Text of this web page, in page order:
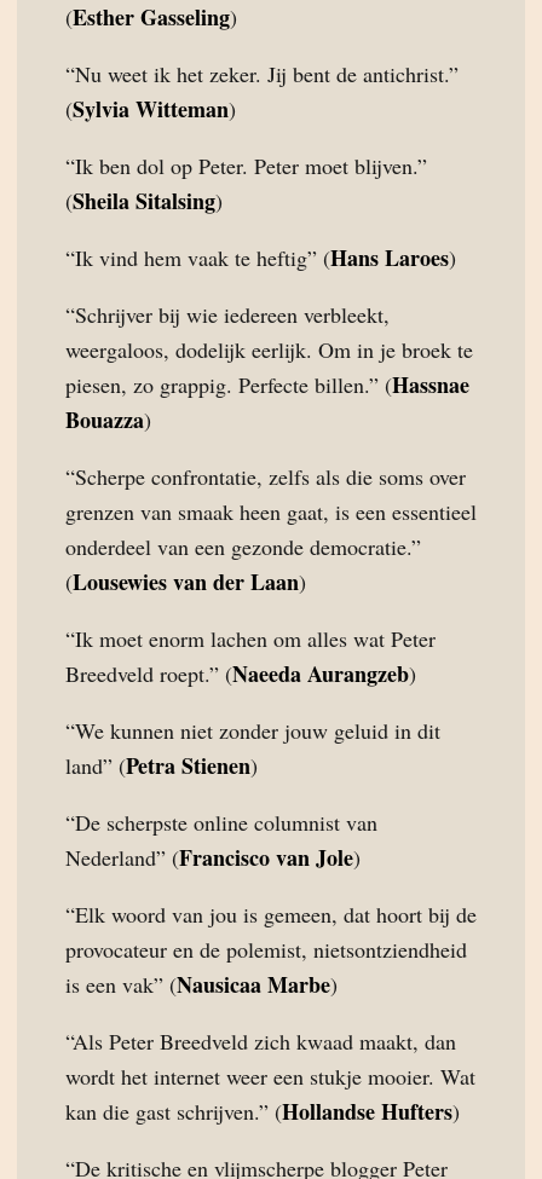
(Esther Gasseling)
“Nu weet ik het zeker. Jij bent de antichrist.”
(Sylvia Witteman)
“Ik ben dol op Peter. Peter moet blijven.”
(Sheila Sitalsing)
“Ik vind hem vaak te heftig” (Hans Laroes)
“Schrijver bij wie iedereen verbleekt,
weergaloos, dodelijk eerlijk. Om in je broek te
piesen, zo grappig. Perfecte billen.” (Hassnae
Bouazza)
“Scherpe confrontatie, zelfs als die soms over
grenzen van smaak heen gaat, is een essentieel
onderdeel van een gezonde democratie.”
(Lousewies van der Laan)
“Ik moet enorm lachen om alles wat Peter
Breedveld roept.” (Naeeda Aurangzeb)
“We kunnen niet zonder jouw geluid in dit
land” (Petra Stienen)
“De scherpste online columnist van
Nederland” (Francisco van Jole)
“Elk woord van jou is gemeen, dat hoort bij de
provocateur en de polemist, nietsontziendheid
is een vak” (Nausicaa Marbe)
“Als Peter Breedveld zich kwaad maakt, dan
wordt het internet weer een stukje mooier. Wat
kan die gast schrijven.” (Hollandse Hufters)
“De kritische en vlijmscherpe blogger Peter